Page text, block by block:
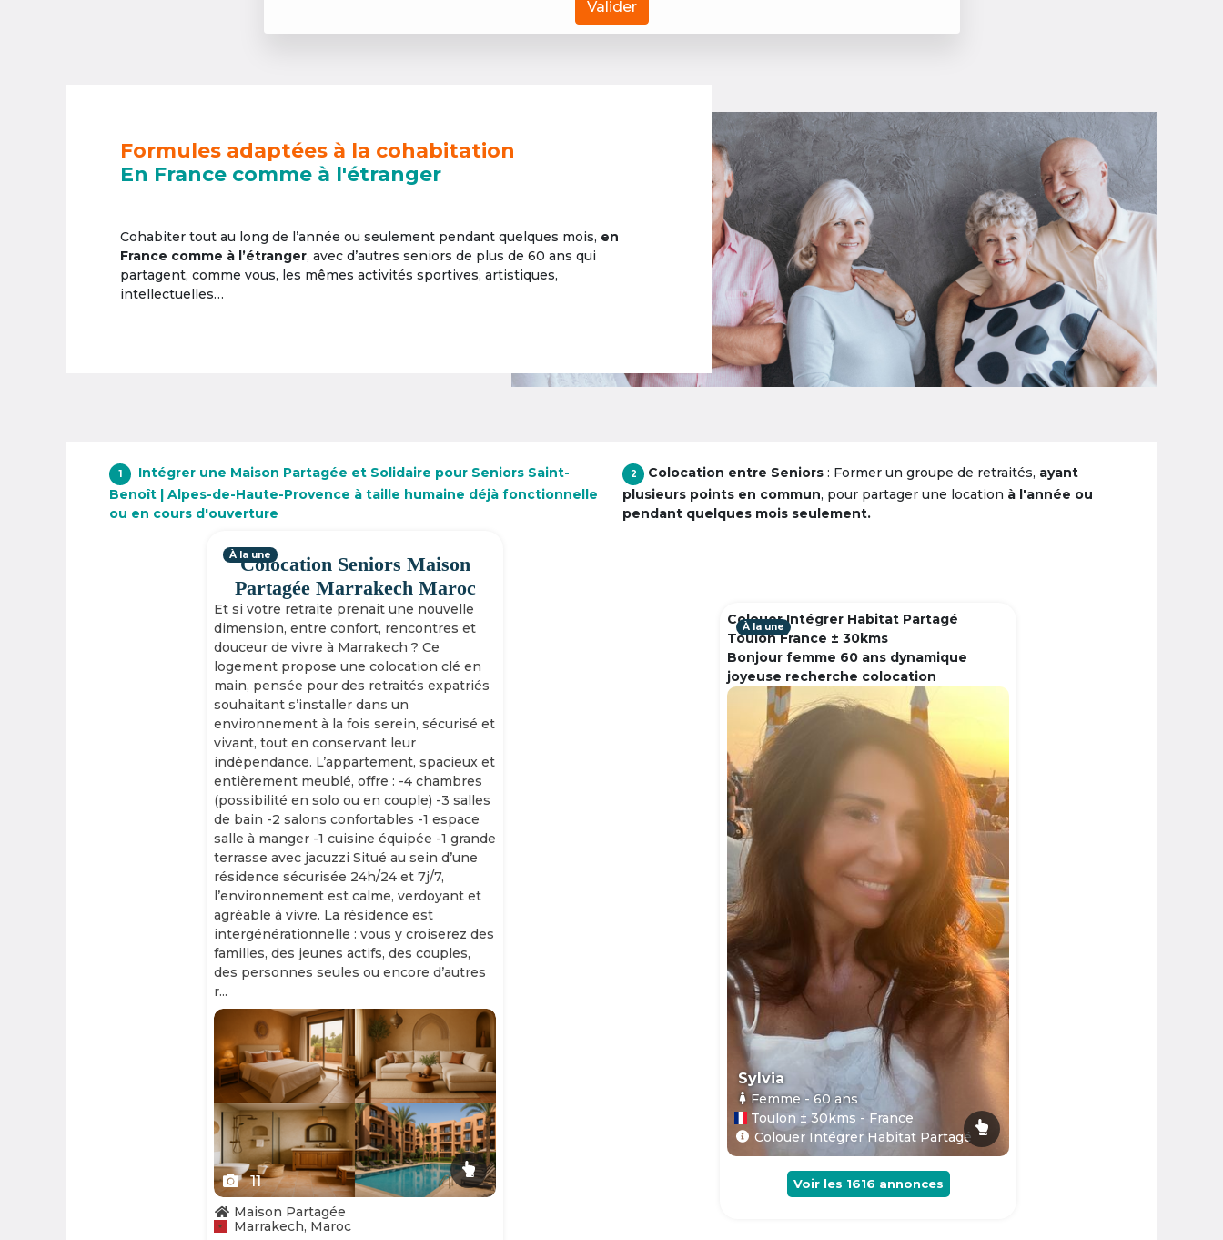
Valider
Formules adaptées à la cohabitation
En France comme à l'étranger
Cohabiter tout au long de l’année ou seulement pendant quelques mois, en
France comme à l’étranger, avec d’autres seniors de plus de 60 ans qui
partagent, comme vous, les mêmes activités sportives, artistiques,
intellectuelles…
1
Intégrer une Maison Partagée et Solidaire pour Seniors Saint-
Benoît | Alpes-de-Haute-Provence à taille humaine déjà fonctionnelle
ou en cours d'ouverture
Colocation Seniors Maison
Partagée Marrakech Maroc
Et si votre retraite prenait une nouvelle
dimension, entre confort, rencontres et
douceur de vivre à Marrakech ? Ce
logement propose une colocation clé en
main, pensée pour des retraités expatriés
souhaitant s’installer dans un
environnement à la fois serein, sécurisé et
vivant, tout en conservant leur
indépendance. L’appartement, spacieux et
entièrement meublé, offre : -4 chambres
(possibilité en solo ou en couple) -3 salles
de bain -2 salons confortables -1 espace
salle à manger -1 cuisine équipée -1 grande
terrasse avec jacuzzi Situé au sein d’une
résidence sécurisée 24h/24 et 7j/7,
l’environnement est calme, verdoyant et
agréable à vivre. La résidence est
intergénérationnelle : vous y croiserez des
familles, des jeunes actifs, des couples,
des personnes seules ou encore d’autres
r...
À la une
Slide 1 of 11
11
Maison Partagée
Marrakech, Maroc
2 Colocation entre Seniors : Former un groupe de retraités, ayant
plusieurs points en commun, pour partager une location à l'année ou
pendant quelques mois seulement.
Colouer Intégrer Habitat Partagé
Toulon France ± 30kms
Bonjour femme 60 ans dynamique
joyeuse recherche colocation
À la une
Sylvia
Femme - 60ans
Toulon ± 30kms - France
Colouer Intégrer Habitat Partagé
Voir les 1616 annonces